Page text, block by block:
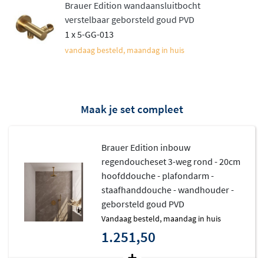
Het hart van deze doucheset vormt de ingebouwde
thermostaatkraan met veilige temperatuurbegrenzing
De watertemperatuur blijft altijd stabiel, ook wanneer
hoogwaardige messing binnenwerk staat garant voor
Brauer Edition wandaansluitbocht
verstelbaar geborsteld goud PVD
1 x 5-GG-013
vandaag besteld, maandag in huis
Maak je set compleet
Brauer Edition inbouw
regendoucheset 3-weg rond - 20cm
hoofddouche - plafondarm -
staafhanddouche - wandhouder -
geborsteld goud PVD
vandaag besteld, maandag in huis
1.251,50